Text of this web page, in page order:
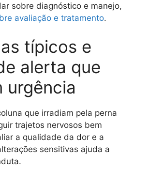
sobre diagnóstico e manejo,
avaliação e tratamento.
típicos e
alerta que
urgência
que irradiam pela perna
trajetos nervosos bem
a qualidade da dor e a
sensitivas ajuda a